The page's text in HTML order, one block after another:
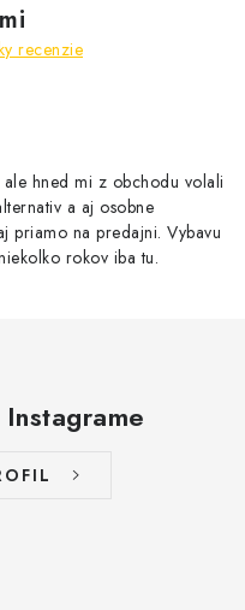
recenzie
hned mi z obchodu volali
a aj osobne
priamo na predajni. Vybavu
rokov iba tu.